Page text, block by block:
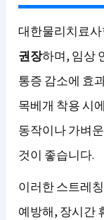
대한물리치료
권장하며, 임상
통증 감소에 효
목베개 착용 시
동작이나 가벼
것이 좋습니다.
이러한 스트레
예방해, 장시간